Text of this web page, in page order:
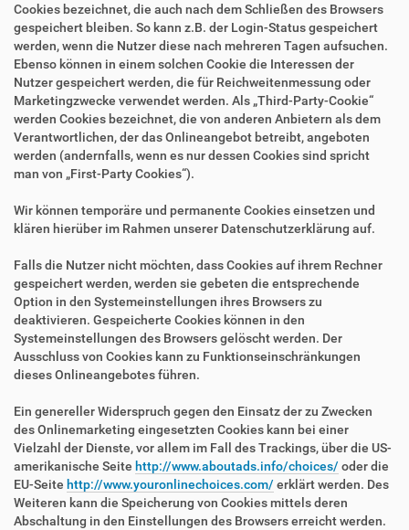
Cookies bezeichnet, die auch nach dem Schließen des Browsers
gespeichert bleiben. So kann z.B. der Login-Status gespeichert
werden, wenn die Nutzer diese nach mehreren Tagen aufsuchen.
Ebenso können in einem solchen Cookie die Interessen der
Nutzer gespeichert werden, die für Reichweitenmessung oder
Marketingzwecke verwendet werden. Als „Third-Party-Cookie“
werden Cookies bezeichnet, die von anderen Anbietern als dem
Verantwortlichen, der das Onlineangebot betreibt, angeboten
werden (andernfalls, wenn es nur dessen Cookies sind spricht
man von „First-Party Cookies“).
Wir können temporäre und permanente Cookies einsetzen und
klären hierüber im Rahmen unserer Datenschutzerklärung auf.
Falls die Nutzer nicht möchten, dass Cookies auf ihrem Rechner
gespeichert werden, werden sie gebeten die entsprechende
Option in den Systemeinstellungen ihres Browsers zu
deaktivieren. Gespeicherte Cookies können in den
Systemeinstellungen des Browsers gelöscht werden. Der
Ausschluss von Cookies kann zu Funktionseinschränkungen
dieses Onlineangebotes führen.
Ein genereller Widerspruch gegen den Einsatz der zu Zwecken
des Onlinemarketing eingesetzten Cookies kann bei einer
Vielzahl der Dienste, vor allem im Fall des Trackings, über die US-
amerikanische Seite http://www.aboutads.info/choices/ oder die
EU-Seite http://www.youronlinechoices.com/ erklärt werden. Des
Weiteren kann die Speicherung von Cookies mittels deren
Abschaltung in den Einstellungen des Browsers erreicht werden.